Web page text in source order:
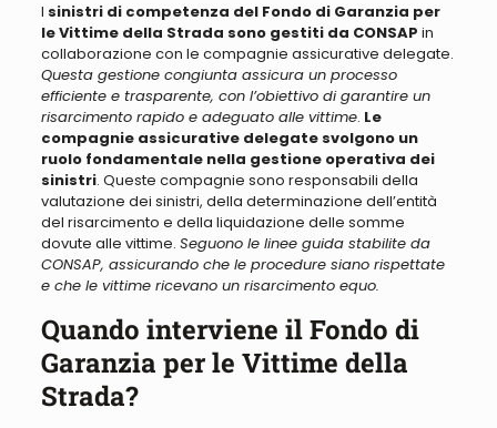
I sinistri di competenza del Fondo di Garanzia per
le Vittime della Strada sono gestiti da CONSAP in
collaborazione con le compagnie assicurative delegate.
Questa gestione congiunta assicura un processo
efficiente e trasparente, con l’obiettivo di garantire un
risarcimento rapido e adeguato alle vittime. Le
compagnie assicurative delegate svolgono un
ruolo fondamentale nella gestione operativa dei
sinistri. Queste compagnie sono responsabili della
valutazione dei sinistri, della determinazione dell’entità
del risarcimento e della liquidazione delle somme
dovute alle vittime. Seguono le linee guida stabilite da
CONSAP, assicurando che le procedure siano rispettate
e che le vittime ricevano un risarcimento equo.
Quando interviene il Fondo di
Garanzia per le Vittime della
Strada?